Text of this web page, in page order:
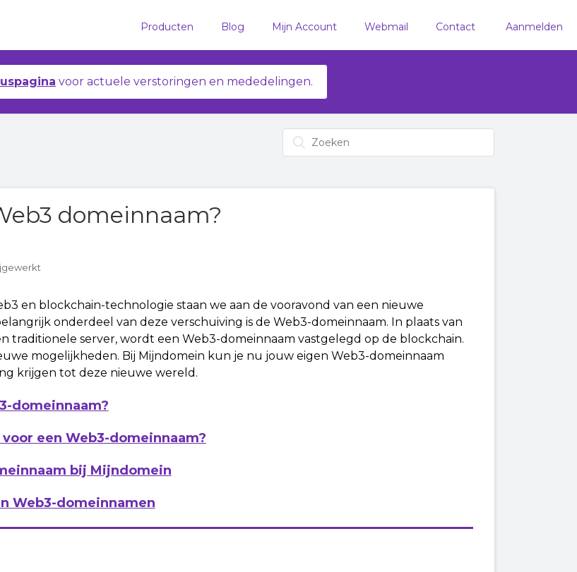
Producten Blog Mijn Account Webmail Contact Aanmelden
voor actuele verstoringen en mededelingen.
domeinnaam?
en blockchain-technologie staan we aan de vooravond van een nieuwe
onderdeel van deze verschuiving is de Web3-domeinnaam. In plaats van
traditionele server, wordt een Web3-domeinnaam vastgelegd op de blockchain.
mogelijkheden. Bij Mijndomein kun je nu jouw eigen Web3-domeinnaam
krijgen tot deze nieuwe wereld.
domeinnaam?
een Web3-domeinnaam?
bij Mijndomein
Web3-domeinnamen